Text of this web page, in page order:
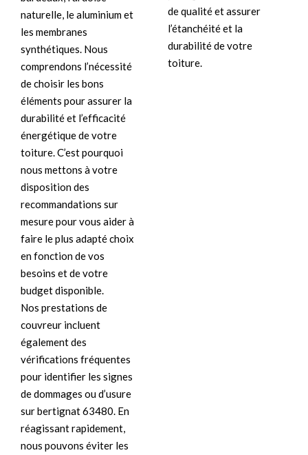
naturelle, le aluminium et
les membranes
synthétiques. Nous
comprendons l’nécessité
de choisir les bons
éléments pour assurer la
durabilité et l’efficacité
énergétique de votre
toiture. C’est pourquoi
nous mettons à votre
disposition des
recommandations sur
mesure pour vous aider à
faire le plus adapté choix
en fonction de vos
besoins et de votre
budget disponible.
Nos prestations de
couvreur incluent
également des
vérifications fréquentes
pour identifier les signes
de dommages ou d’usure
sur bertignat 63480. En
réagissant rapidement,
nous pouvons éviter les
de qualité et assurer
l’étanchéité et la
durabilité de votre
toiture.